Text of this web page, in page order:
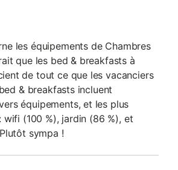
les équipements de Chambres
que les bed & breakfasts à
de tout ce que les vacanciers
& breakfasts incluent
équipements, et les plus
wifi (100 %), jardin (86 %), et
sympa !